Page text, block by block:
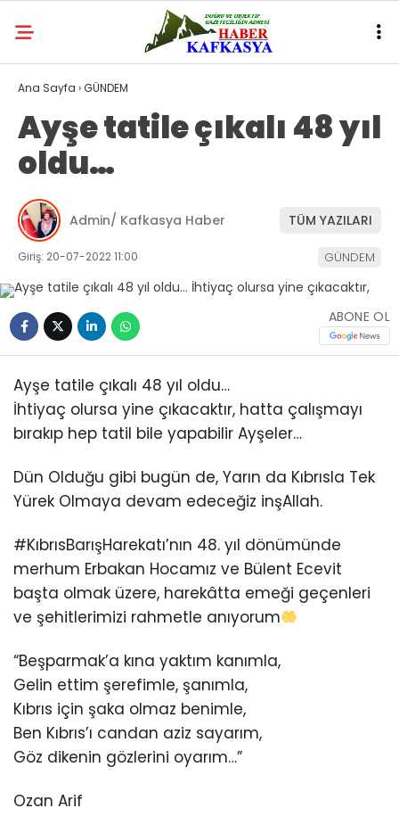
Ana Sayfa ›GÜNDEM
Ayşe tatile çıkalı 48 yıl
oldu…
Admin/ Kafkasya Haber TÜM YAZILARI
Giriş: 20-07-2022 11:00 GÜNDEM
ABONE OL
Ayşe tatile çıkalı 48 yıl oldu…
İhtiyaç olursa yine çıkacaktır, hatta çalışmayı
bırakıp hep tatil bile yapabilir Ayşeler…
Dün Olduğu gibi bugün de, Yarın da Kıbrısla Tek
Yürek Olmaya devam edeceğiz inşAllah.
#KıbrısBarışHarekatı’nın 48. yıl dönümünde
merhum Erbakan Hocamız ve Bülent Ecevit
başta olmak üzere, harekâtta emeği geçenleri
ve şehitlerimizi rahmetle anıyorum
“Beşparmak’a kına yaktım kanımla,
Gelin ettim şerefimle, şanımla,
Kıbrıs için şaka olmaz benimle,
Ben Kıbrıs’ı candan aziz sayarım,
Göz dikenin gözlerini oyarım…”
Ozan Arif